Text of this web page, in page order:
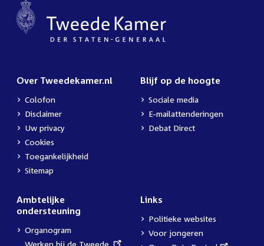
Over Tweedekamer.nl
Colofon
Disclaimer
Uw privacy
Cookies
Toegankelijkheid
Sitemap
Blijf op de hoogte
Sociale media
E-mailattenderingen
Debat Direct
Ambtelijke
ondersteuning
Organogram
External
Werken bij de Tweede
Links
Politieke websites
Voor jongeren